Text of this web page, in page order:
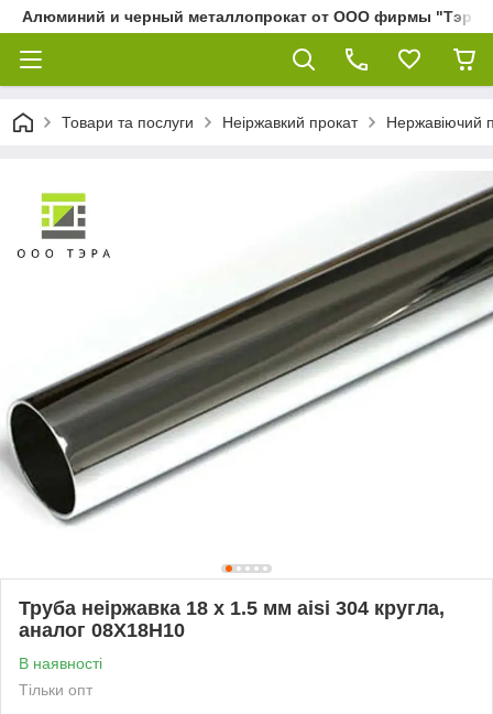
Алюминий и черный металлопрокат от ООО фирмы "Тэра"
Товари та послуги Неіржавкий прокат Нержавіючий
Труба неіржавка 18 х 1.5 мм aisi 304 кругла,
аналог 08Х18Н10
В наявності
Тільки опт